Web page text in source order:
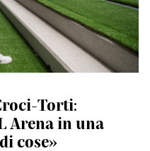
Torti:
Arena in una
cose»